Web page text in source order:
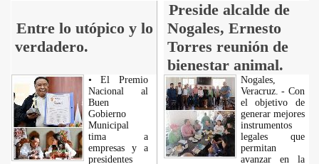
Entre lo utópico y lo
verdadero.
Preside alcalde de
Nogales, Ernesto
Torres reunión de
bienestar animal.
• El Premio
Nacional al
Buen
Gobierno
Municipal
tima a
empresas y a
presidentes
Nogales,
Veracruz. - Con
el objetivo de
generar mejores
instrumentos
legales que
permitan
avanzar en la